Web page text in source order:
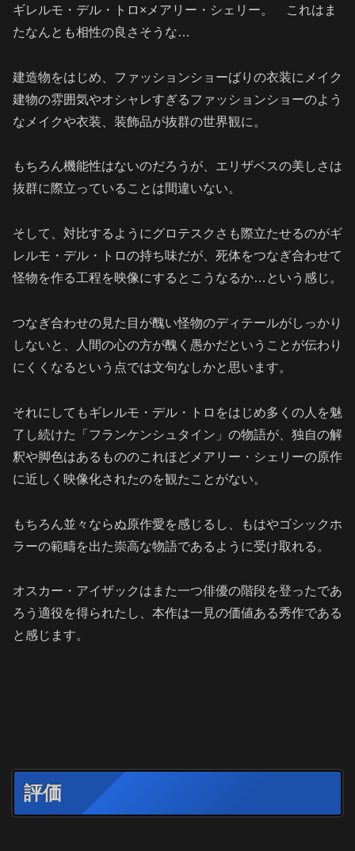
ギレルモ・デル・トロ×メアリー・シェリー。 これはま
たなんとも相性の良さそうな…
建造物をはじめ、ファッションショーばりの衣装にメイク
建物の雰囲気やオシャレすぎるファッションショーのよう
なメイクや衣装、装飾品が抜群の世界観に。
もちろん機能性はないのだろうが、エリザベスの美しさは
抜群に際立っていることは間違いない。
そして、対比するようにグロテスクさも際立たせるのがギ
レルモ・デル・トロの持ち味だが、死体をつなぎ合わせて
怪物を作る工程を映像にするとこうなるか…という感じ。
つなぎ合わせの見た目が醜い怪物のディテールがしっかり
しないと、人間の心の方が醜く愚かだということが伝わり
にくくなるという点では文句なしかと思います。
それにしてもギレルモ・デル・トロをはじめ多くの人を魅
了し続けた「フランケンシュタイン」の物語が、独自の解
釈や脚色はあるもののこれほどメアリー・シェリーの原作
に近しく映像化されたのを観たことがない。
もちろん並々ならぬ原作愛を感じるし、もはやゴシックホ
ラーの範疇を出た崇高な物語であるように受け取れる。
オスカー・アイザックはまた一つ俳優の階段を登ったであ
ろう適役を得られたし、本作は一見の価値ある秀作である
と感じます。
評価